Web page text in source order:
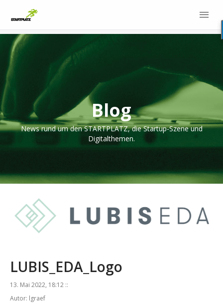
Blog
News rund um den STARTPLATZ, die Startup-Szene und
Digitalthemen.
LUBIS_EDA_Logo
13. Mai 2022, 18:12 ::
Autor: lgraef